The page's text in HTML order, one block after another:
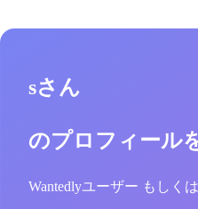
sさん
のプロフィール
Wantedlyユーザー もしく